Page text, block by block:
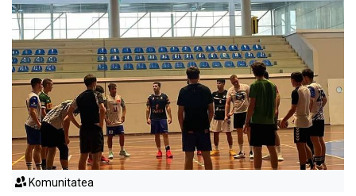
Komunitatea